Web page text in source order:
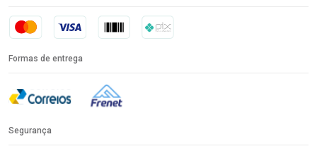
Formas de entrega
Segurança